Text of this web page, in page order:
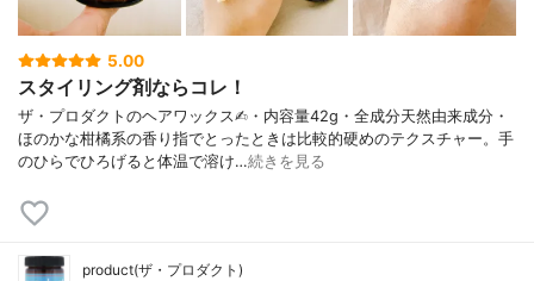
5.00
スタイリング剤ならコレ！
ザ・プロダクトのヘアワックス✍︎・内容量42g・全成分天然由来成分・
ほのかな柑橘系の香り指でとったときは比較的硬めのテクスチャー。手
のひらでひろげると体温で溶け…続きを見る
product(ザ・プロダクト)